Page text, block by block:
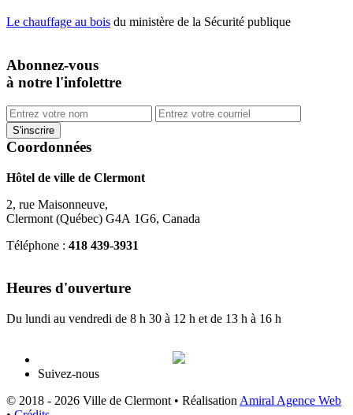
Le chauffage au bois du ministère de la Sécurité publique
Abonnez-vous
à notre l'infolettre
Coordonnées
Hôtel de ville de Clermont
2, rue Maisonneuve,
Clermont (Québec) G4A 1G6, Canada
Téléphone : 418 439-3931
Heures d'ouverture
Du lundi au vendredi de 8 h 30 à 12 h et de 13 h à 16 h
Suivez-nous
© 2018 - 2026 Ville de Clermont • Réalisation Amiral Agence Web